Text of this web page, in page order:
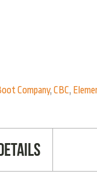
Company, CBC,